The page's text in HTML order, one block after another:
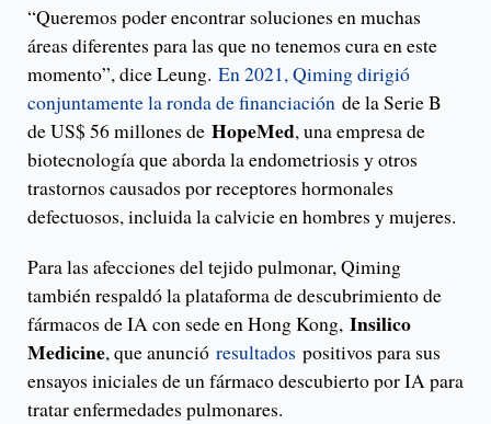
“Queremos poder encontrar soluciones en muchas
áreas diferentes para las que no tenemos cura en este
momento”, dice Leung. En 2021, Qiming dirigió
conjuntamente la ronda de financiación de la Serie B
de US$ 56 millones de HopeMed, una empresa de
biotecnología que aborda la endometriosis y otros
trastornos causados por receptores hormonales
defectuosos, incluida la calvicie en hombres y mujeres.
Para las afecciones del tejido pulmonar, Qiming
también respaldó la plataforma de descubrimiento de
fármacos de IA con sede en Hong Kong, Insilico
Medicine, que anunció resultados positivos para sus
ensayos iniciales de un fármaco descubierto por IA para
tratar enfermedades pulmonares.